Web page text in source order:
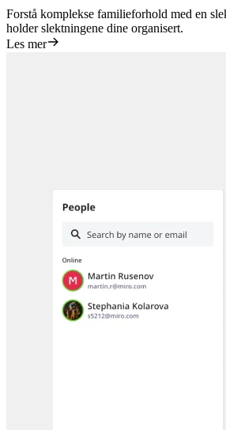
Forstå komplekse familieforhold med en
holder slektningene dine organisert.
Les mer